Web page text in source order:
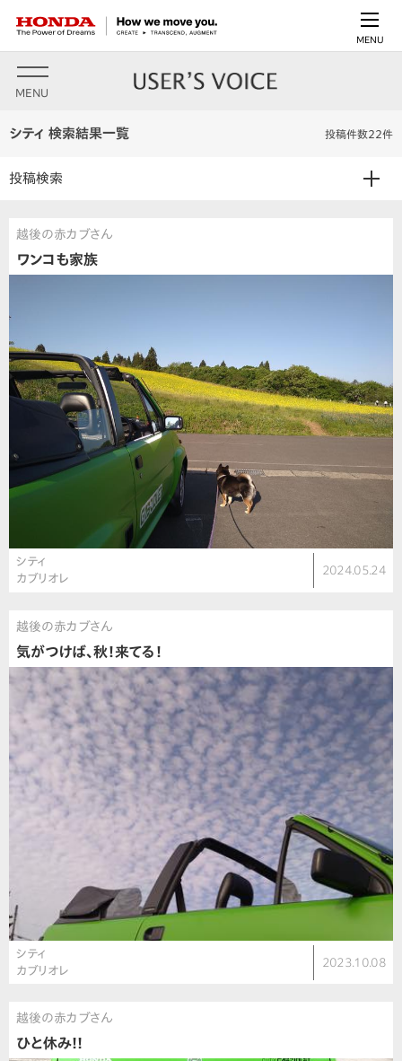
MENU
MENU
シティ 検索結果一覧 投稿件数22件
投稿検索
越後の赤カブさん
ワンコも家族
シティ
カブリオレ
2024.05.24
越後の赤カブさん
気がつけば、秋！来てる！
シティ
カブリオレ
2023.10.08
越後の赤カブさん
ひと休み!!